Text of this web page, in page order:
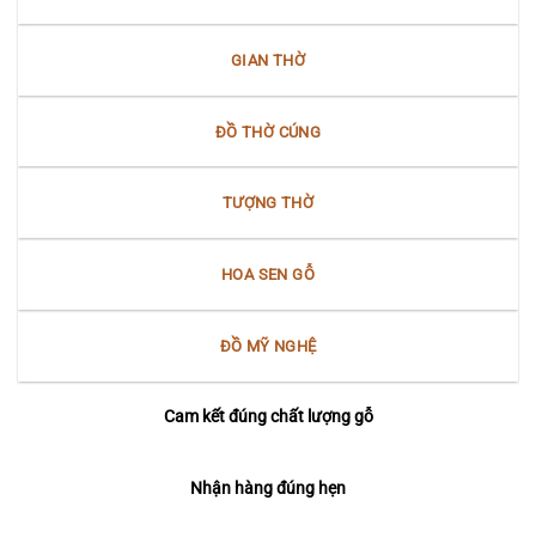
Nam
GIAN THỜ
ĐỒ THỜ CÚNG
TƯỢNG THỜ
HOA SEN GỖ
ĐỒ MỸ NGHỆ
Cam kết đúng chất lượng gỗ
Nhận hàng đúng hẹn